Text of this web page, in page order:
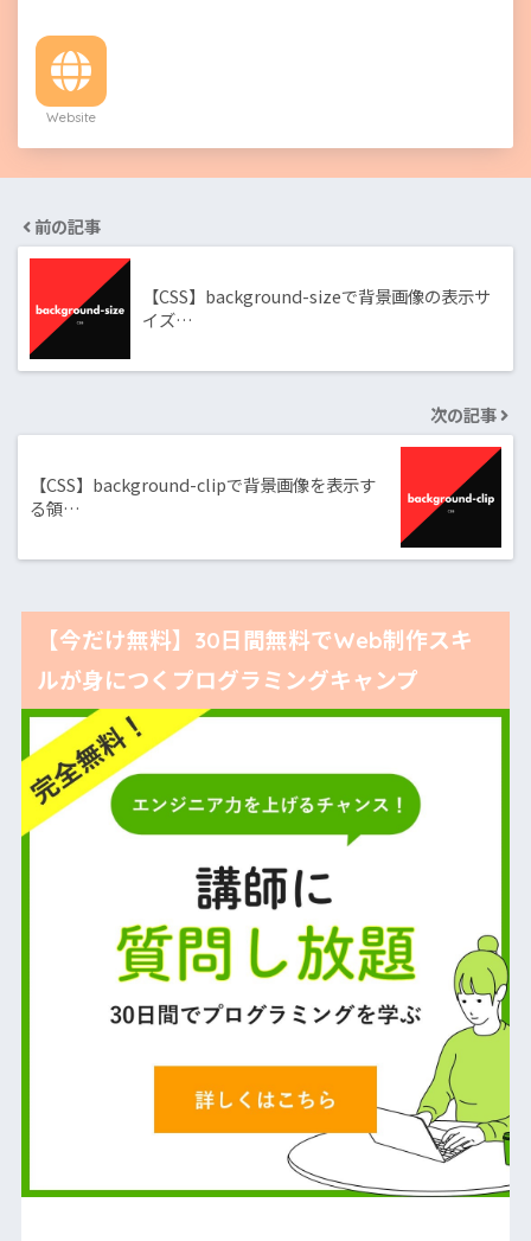
Website
前の記事
【CSS】background-sizeで背景画像の表示サ
イズ…
次の記事
【CSS】background-clipで背景画像を表示す
る領…
【今だけ無料】30日間無料でWeb制作スキ
ルが身につくプログラミングキャンプ